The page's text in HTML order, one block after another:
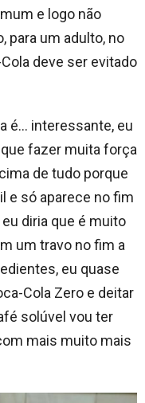
e logo não
para um adulto, no
deve ser evitado
é… interessante, eu
fazer muita força
de tudo porque
e só aparece no fim
diria que é muito
um travo no fim a
eu quase
Cola Zero e deitar
solúvel vou ter
mais muito mais